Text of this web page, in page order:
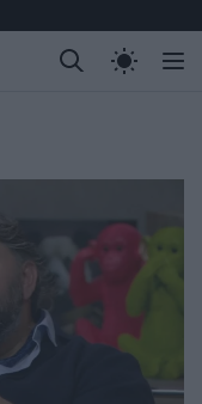
Randi Celeb vagyok,
Wanted Gallusz